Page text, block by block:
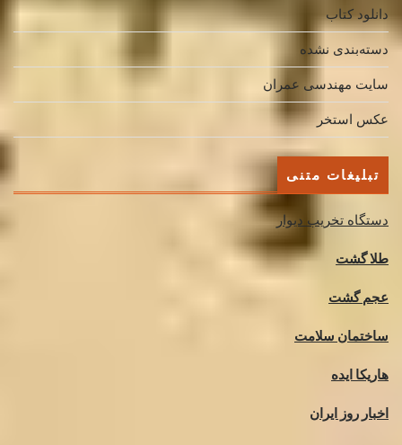
دانلود کتاب
دسته‌بندی نشده
سایت مهندسی عمران
عکس استخر
تبلیغات متنی
دستگاه تخریب دیوار
طلا گشت
عجم گشت
ساختمان سلامت
هاریکا ایده
اخبار روز ایران